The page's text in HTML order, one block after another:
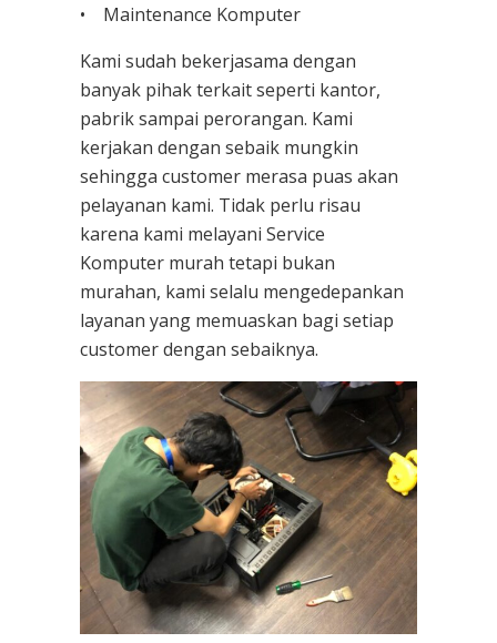
• Maintenance Komputer
Kami sudah bekerjasama dengan
banyak pihak terkait seperti kantor,
pabrik sampai perorangan. Kami
kerjakan dengan sebaik mungkin
sehingga customer merasa puas akan
pelayanan kami. Tidak perlu risau
karena kami melayani Service
Komputer murah tetapi bukan
murahan, kami selalu mengedepankan
layanan yang memuaskan bagi setiap
customer dengan sebaiknya.